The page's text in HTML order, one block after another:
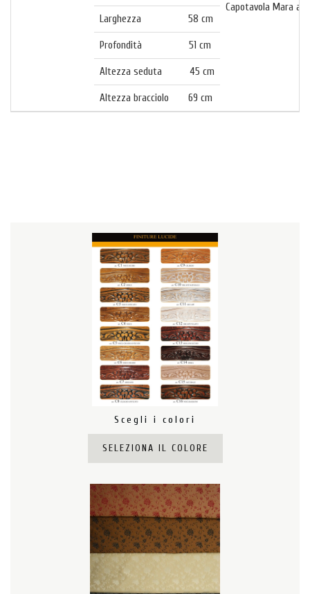
Capotavola Mara
Larghezza 58 cm
Profondità 51 cm
Altezza seduta 45 cm
Altezza bracciolo 69 cm
Scegli i colori
SELEZIONA IL COLORE